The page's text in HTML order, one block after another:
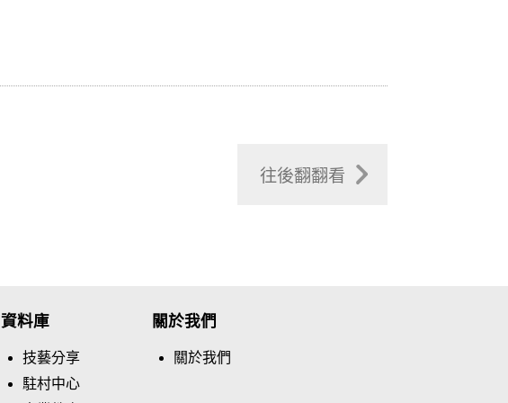
往後翻翻看
資料庫
技藝分享
駐村中心
關於我們
關於我們